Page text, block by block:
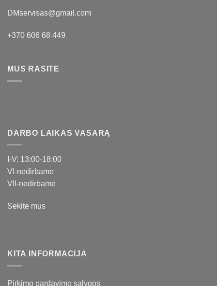
DMservisas@gmail.com
+370 606 68 449
MUS RASITE
DARBO LAIKAS VASARĄ
I-V: 13:00-18:00
VI-nedirbame
VII-nedirbame
Sekite mus
KITA INFORMACIJA
Pirkimo pardavimo sąlygos